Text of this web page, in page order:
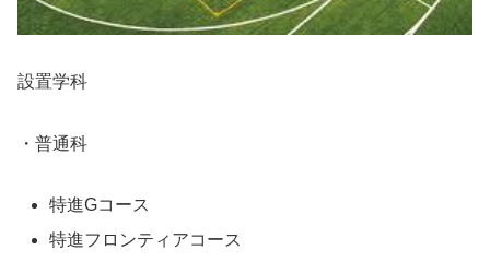
設置学科
・普通科
特進Gコース
特進フロンティアコース